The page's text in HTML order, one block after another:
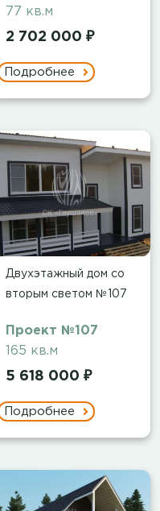
77 кв.м
2 702 000 ₽
Подробнее
Двухэтажный дом со
вторым светом №107
Проект №107
165 кв.м
5 618 000 ₽
Подробнее